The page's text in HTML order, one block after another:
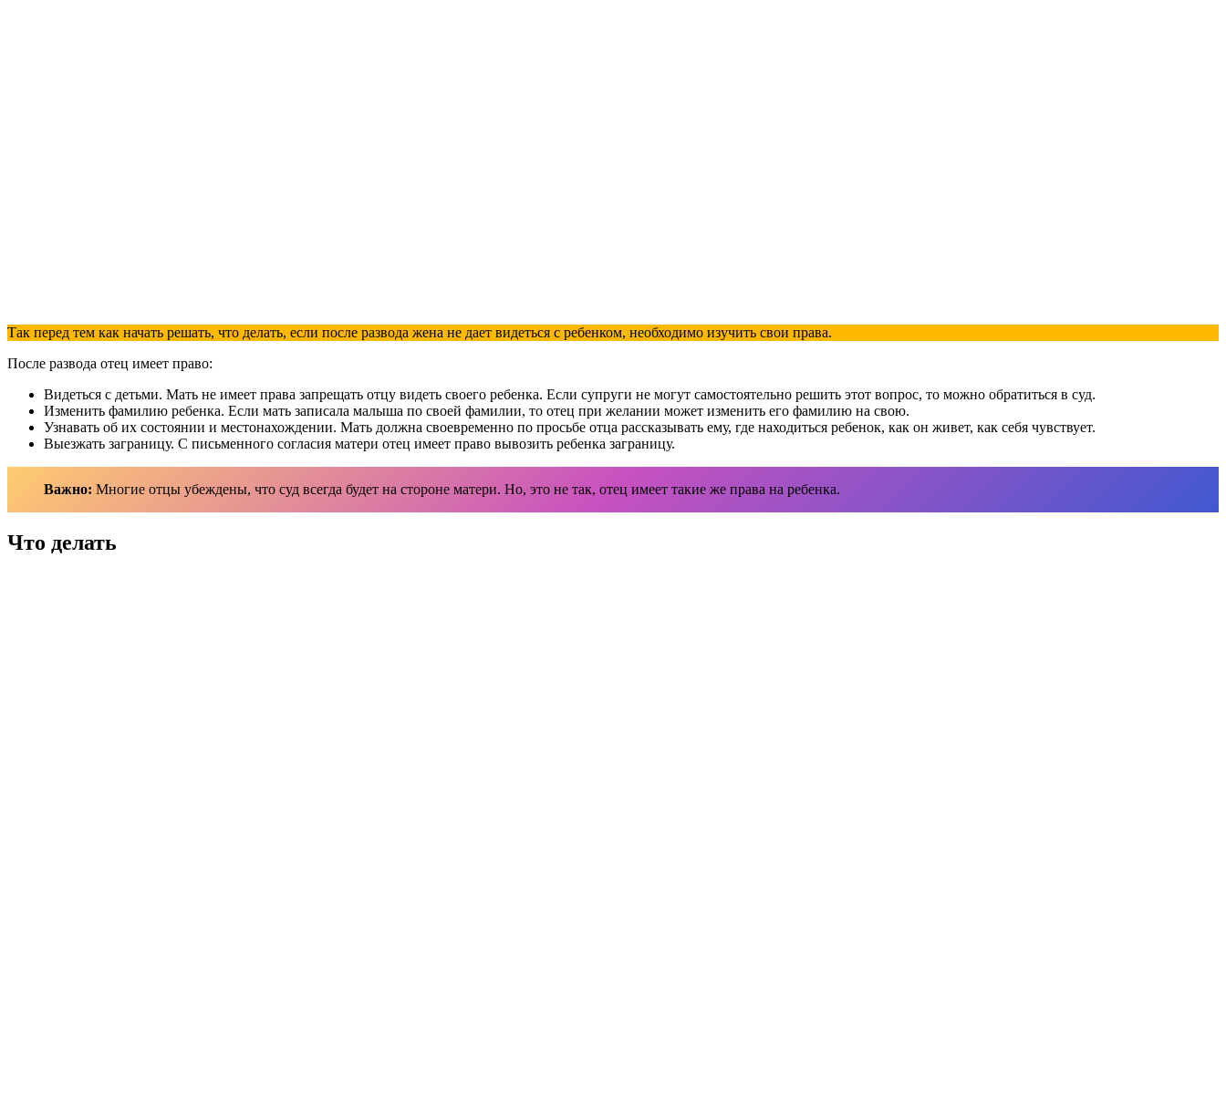
Так перед тем как начать решать, что делать, если после развода жена не дает видеться с ребенком, необходимо изучить свои права.
После развода отец имеет право:
Видеться с детьми. Мать не имеет права запрещать отцу видеть своего ребенка. Если супруги не могут самостоятельно решить этот вопрос, то можно обратиться в суд.
Изменить фамилию ребенка. Если мать записала малыша по своей фамилии, то отец при желании может изменить его фамилию на свою.
Узнавать об их состоянии и местонахождении. Мать должна своевременно по просьбе отца рассказывать ему, где находиться ребенок, как он живет, как себя чувствует.
Выезжать заграницу. С письменного согласия матери отец имеет право вывозить ребенка заграницу.
Важно: Многие отцы убеждены, что суд всегда будет на стороне матери. Но, это не так, отец имеет такие же права на ребенка.
Что делать